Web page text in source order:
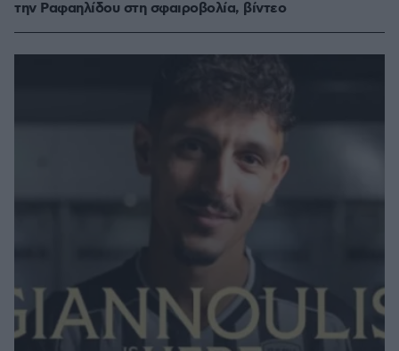
την Ραφαηλίδου στη σφαιροβολία, βίντεο